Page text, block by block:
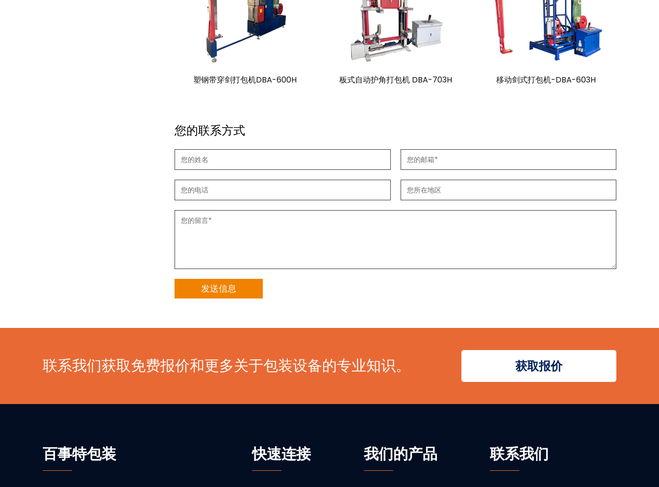
塑钢带穿剑打包机DBA-600H 板式自动护角打包机 DBA-703H 移动剑式打包机-DBA-603H
您的联系方式
联系我们获取免费报价和更多关于包装设备的专业知识。 获取报价
百事特包装 快速连接 我们的产品 联系我们